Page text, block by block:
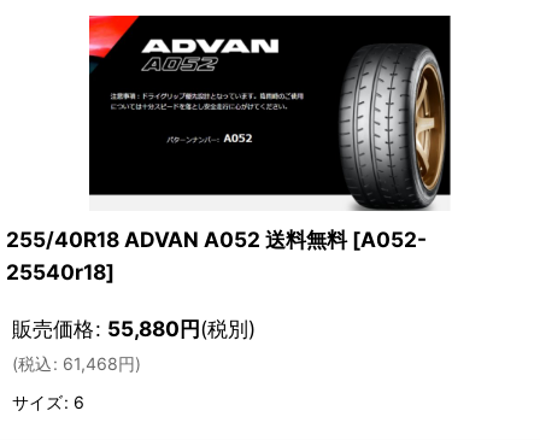
255/40R18 ADVAN A052 送料無料 [A052-
25540r18]
販売価格: 55,880円(税別)
(税込: 61,468円)
サイズ: 6